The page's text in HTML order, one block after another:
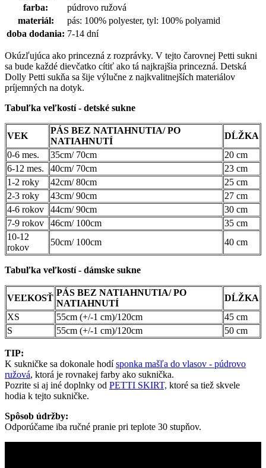
farba:
púdrovo ružová
materiál:
pás: 100% polyester, tyl: 100% polyamid
doba dodania: 7-14 dní
Okúzľujúca ako princezná z rozprávky. V tejto čarovnej Petti sukni
sa bude každé dievčatko cítiť ako tá najkrajšia princezná. Detská
Dolly Petti sukňa sa šije výlučne z najkvalitnejších materiálov
príjemných na dotyk.
Tabuľka veľkostí - detské sukne
VEK
PÁS BEZ NATIAHNUTIA/ PO
NATIAHNUTÍ
DĹŽKA
0-6 mes.
35cm/ 70cm
20 cm
6-12 mes.
40cm/ 70cm
23 cm
1-2 roky
42cm/ 80cm
25 cm
2-3 roky
43cm/ 90cm
27 cm
4-6 rokov
44cm/ 90cm
30 cm
7-9 rokov
46cm/ 100cm
35 cm
10-12
rokov
50cm/ 100cm 40 cm
Tabuľka veľkostí - dámske sukne
VEĽKOSŤ
PÁS BEZ NATIAHNUTIA/ PO
NATIAHNUTÍ
DĹŽKA
XS
55cm (+/-1 cm)/120cm
45 cm
S
55cm (+/-1 cm)/120cm 50 cm
TIP:
K sukničke sa dokonale hodísponka mašľa do vlasov - púdrovo
ružová, ktorá je rovnakej farby ako suknička.
Pozrite si aj iné doplnky od PETTI SKIRT, ktoré sa tiež skvele
hodia k tejto sukničke.
Spôsob údržby:
Odporúčame iba ručné pranie pri teplote 30 stupňov.